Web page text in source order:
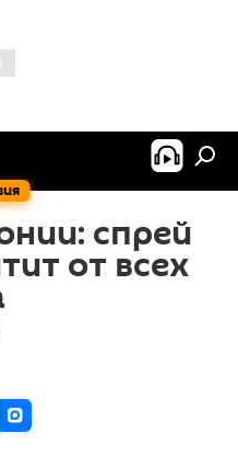
спрей
от всех